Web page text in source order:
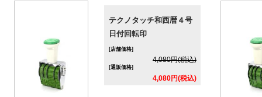
テクノタッチ和西暦４号
日付回転印
[店舗価格]
4,080円(税込)
[通販価格]
4,080円(税込)